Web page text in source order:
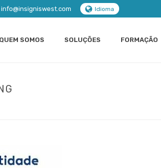
info@insigniswest.com Idioma
QUEM SOMOS SOLUÇÕES FORMAÇÃO